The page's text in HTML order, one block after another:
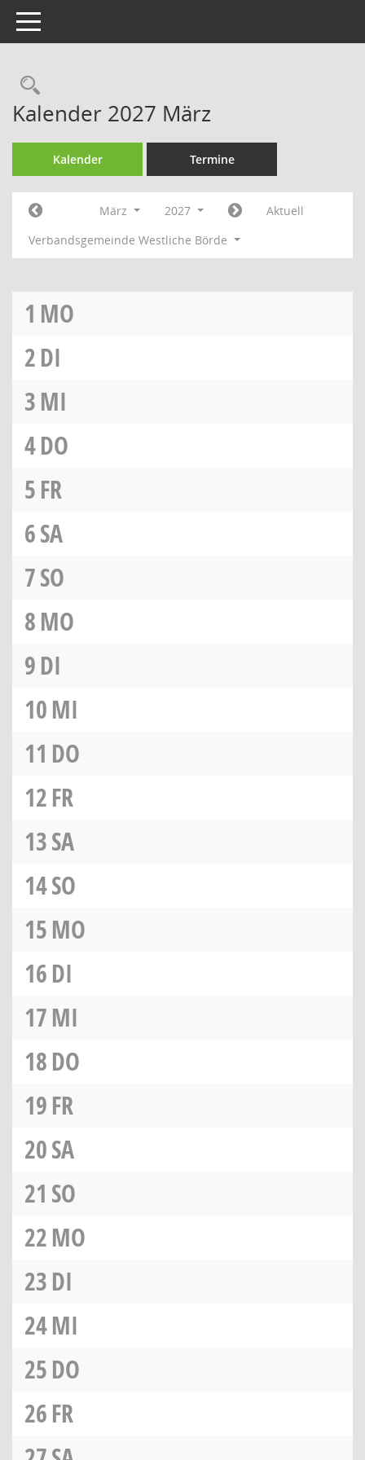
Toggle navigation
Rechercheauswahl
Kalender 2027 März
Kalender Termine
März 2027
Aktuell
Verbandsgemeinde Westliche Börde
1 MO
2DI
3MI
4DO
5FR
6SA
7SO
8MO
9DI
10MI
11 DO
12FR
13SA
14SO
15MO
16DI
17MI
18DO
19FR
20SA
21 SO
22MO
23DI
24MI
25DO
26FR